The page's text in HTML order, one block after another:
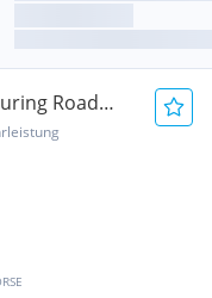
Road